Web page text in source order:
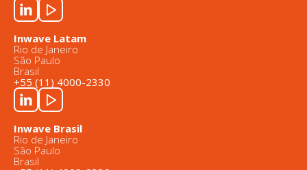
Inwave Latam
Rio de Janeiro
São Paulo
Brasil
+55 (11) 4000-2330
Inwave Brasil
Rio de Janeiro
São Paulo
Brasil